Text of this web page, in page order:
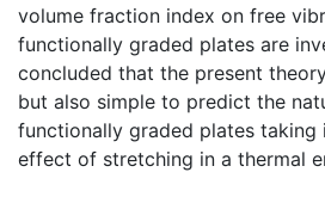
volume fraction index on free
functionally graded plates are
concluded that the present
but also simple to predict the
functionally graded plates taking
effect of stretching in a thermal